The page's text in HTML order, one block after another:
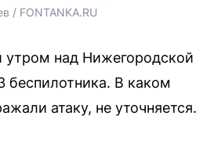
/ FONTANKA.RU
над Нижегородской
беспилотника. В каком
атаку, не уточняется.